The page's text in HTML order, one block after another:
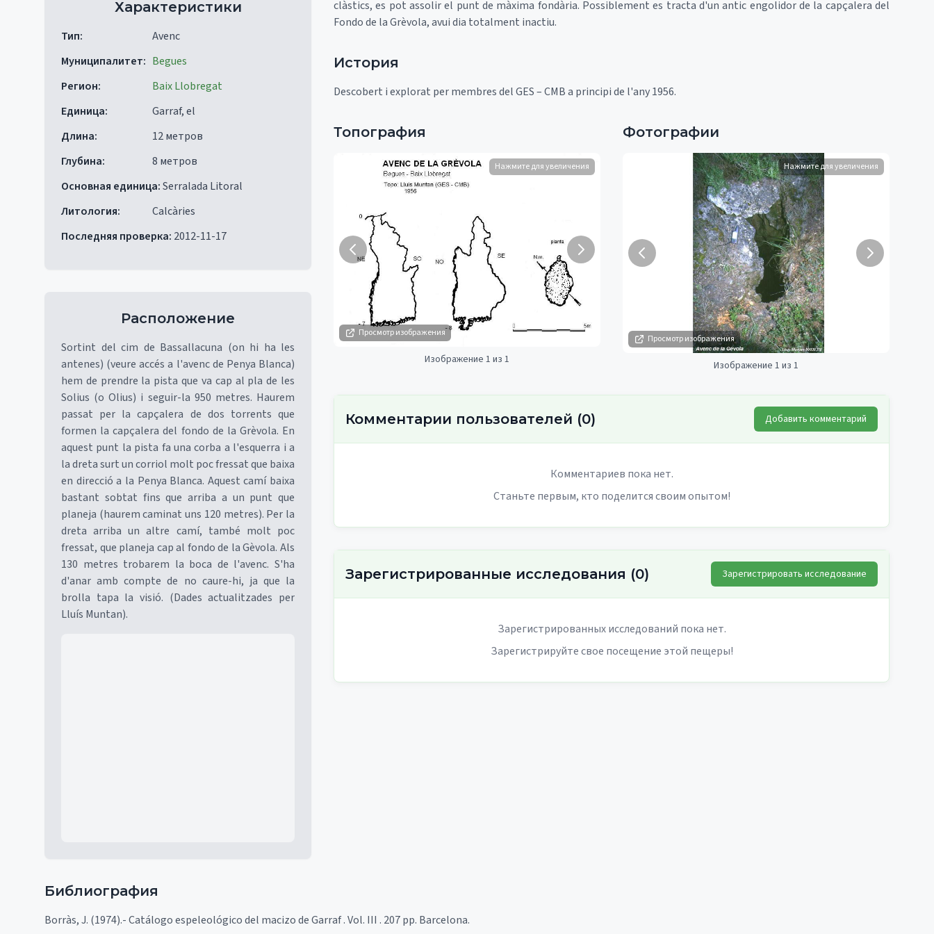
Характеристики
Тип:
Avenc
Муниципалитет: Begues
Регион:
Baix Llobregat
Единица:
Garraf, el
Длина:
12 метров
Глубина:
8 метров
Основная единица:Serralada Litoral
Литология:
Calcàries
Последняя проверка: 2012-11-17
Расположение
Sortint del cim de Bassallacuna (on hi ha les
antenes) (veure accés a l'avenc de Penya Blanca)
hem de prendre la pista que va cap al pla de les
Solius (o Olius) i seguir-la 950 metres. Haurem
passat per la capçalera de dos torrents que
formen la capçalera del fondo de la Grèvola. En
aquest punt la pista fa una corba a l'esquerra i a
la dreta surt un corriol molt poc fressat que baixa
en direcció a la Penya Blanca. Aquest camí baixa
bastant sobtat fins que arriba a un punt que
planeja (haurem caminat uns 120 metres). Per la
dreta arriba un altre camí, també molt poc
fressat, que planeja cap al fondo de la Gèvola. Als
130 metres trobarem la boca de l'avenc. S'ha
d'anar amb compte de no caure-hi, ja que la
brolla tapa la visió. (Dades actualitzades per
Lluís Muntan).
clàstics, es pot assolir el punt de màxima fondària. Possiblement es tracta d'un antic engolidor de la capçalera del
Fondo de la Grèvola, avui dia totalment inactiu.
История
Descobert i explorat per membres del GES – CMB a principi de l'any 1956.
Топография
Просмотр изображения
Нажмите для увеличения
Изображение 1 из 1
Фотографии
Просмотр изображения
Нажмите для увеличения
Изображение 1 из 1
Комментарии пользователей (0) Добавить комментарий
Комментариев пока нет.
Станьте первым, кто поделится своим опытом!
Зарегистрированные исследования (0) Зарегистрировать исследование
Зарегистрированных исследований пока нет.
Зарегистрируйте свое посещение этой пещеры!
Библиография
Borràs, J. (1974).- Catálogo espeleológico del macizo de Garraf . Vol. III . 207 pp. Barcelona.